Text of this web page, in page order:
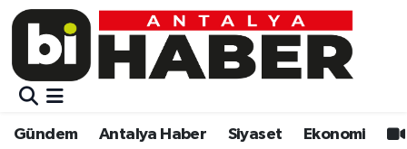
Gündem Antalya Haber Siyaset Ekonomi
Gündem
Gündem
Muratpaşa Nöbetçi Eczaneler